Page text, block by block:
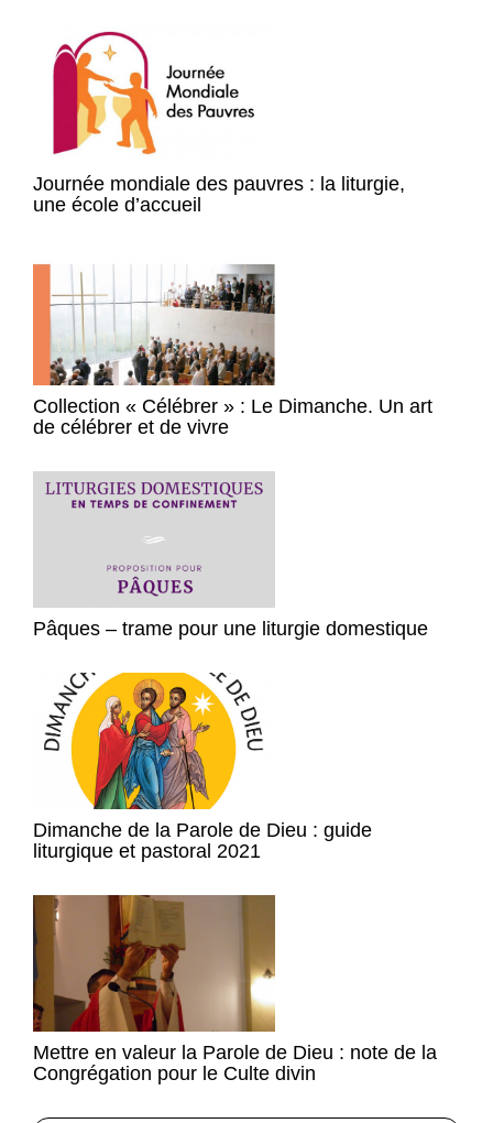
Journée mondiale des pauvres : la liturgie,
une école d’accueil
Collection « Célébrer » : Le Dimanche. Un art
de célébrer et de vivre
Pâques – trame pour une liturgie domestique
Dimanche de la Parole de Dieu : guide
liturgique et pastoral 2021
Mettre en valeur la Parole de Dieu : note de la
Congrégation pour le Culte divin